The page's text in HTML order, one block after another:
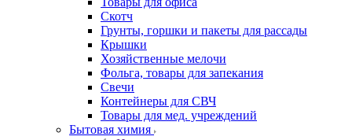
Скотч
Грунты, горшки и пакеты для рассады
Крышки
Хозяйственные мелочи
Фольга, товары для запекания
Свечи
Контейнеры для СВЧ
Товары для мед. учреждений
Бытовая химия